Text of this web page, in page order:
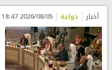
أخبار دولية 2026/08/05 18:47